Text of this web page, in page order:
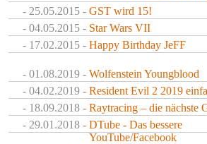
- 25.05.2015 - GST wird 15!
- 04.05.2015 - Star Wars VII
- 17.02.2015 - Happy Birthday JeFF
- 01.08.2019 - Wolfenstein Youngblood
- 04.02.2019 - Resident Evil 2 2019
- 18.09.2018 - Raytracing – die nächste
- 29.01.2018 - DTube - Das bessere
YouTube/Facebook